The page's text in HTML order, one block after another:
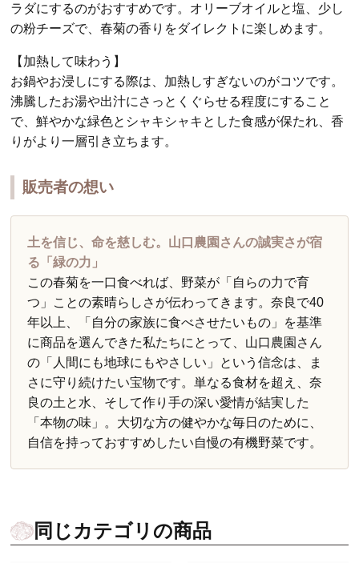
ラダにするのがおすすめです。オリーブオイルと塩、少し
の粉チーズで、春菊の香りをダイレクトに楽しめます。
【加熱して味わう】
お鍋やお浸しにする際は、加熱しすぎないのがコツです。
沸騰したお湯や出汁にさっとくぐらせる程度にすること
で、鮮やかな緑色とシャキシャキとした食感が保たれ、香
りがより一層引き立ちます。
販売者の想い
土を信じ、命を慈しむ。山口農園さんの誠実さが宿
る「緑の力」
この春菊を一口食べれば、野菜が「自らの力で育
つ」ことの素晴らしさが伝わってきます。奈良で40
年以上、「自分の家族に食べさせたいもの」を基準
に商品を選んできた私たちにとって、山口農園さん
の「人間にも地球にもやさしい」という信念は、ま
さに守り続けたい宝物です。単なる食材を超え、奈
良の土と水、そして作り手の深い愛情が結実した
「本物の味」。大切な方の健やかな毎日のために、
自信を持っておすすめしたい自慢の有機野菜です。
同じカテゴリの商品